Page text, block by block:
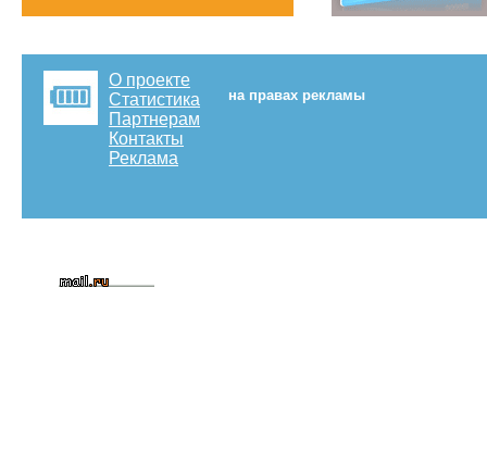
О проекте
Статистика
Партнерам
Контакты
Реклама
на правах рекламы